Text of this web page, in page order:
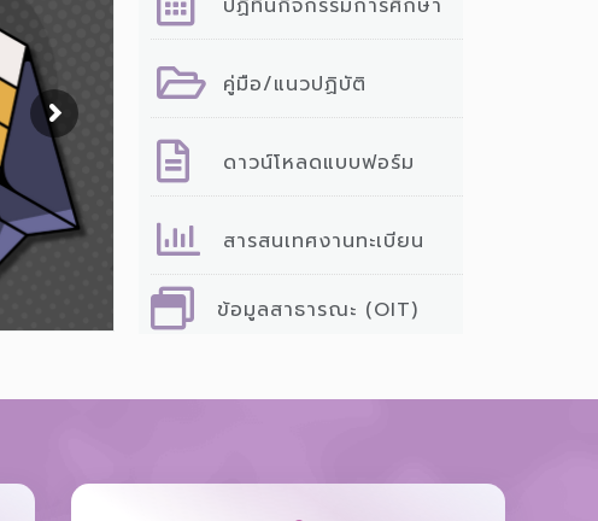
ปฏิทินกิจกรรมการศึกษา
คู่มือ/แนวปฏิบัติ
ดาวน์โหลดแบบฟอร์ม
สารสนเทศงานทะเบียน
ข้อมูลสาธารณะ (OIT)